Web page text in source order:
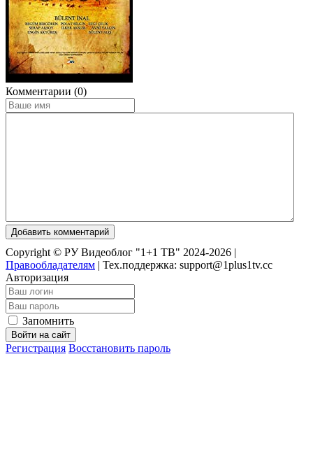
Комментарии (0)
Добавить комментарий
Copyright © РУ Видеоблог "1+1 ТВ" 2024-2026 |
Правообладателям | Тех.поддержка: support@1plus1tv.cc
Авторизация
Запомнить
Войти на сайт
Регистрация Восстановить пароль